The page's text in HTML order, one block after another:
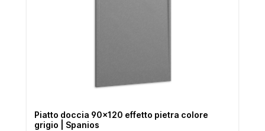
Piatto doccia 90x120 effetto pietra colore
grigio | Spanios